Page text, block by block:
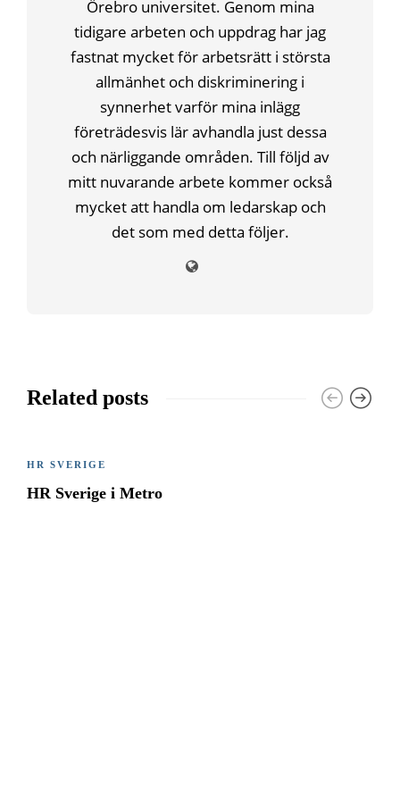
Örebro universitet. Genom mina
tidigare arbeten och uppdrag har jag
fastnat mycket för arbetsrätt i största
allmänhet och diskriminering i
synnerhet varför mina inlägg
företrädesvis lär avhandla just dessa
och närliggande områden. Till följd av
mitt nuvarande arbete kommer också
mycket att handla om ledarskap och
det som med detta följer.
Related posts
HR SVERIGE
HR Sverige i Metro